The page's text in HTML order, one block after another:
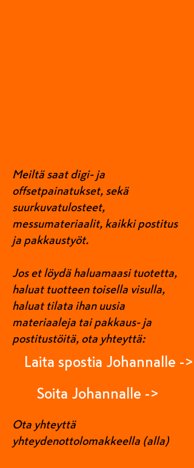
Meiltä saat digi- ja
offsetpainatukset, sekä
suurkuvatulosteet,
messumateriaalit, kaikki postitus
ja pakkaustyöt.
Jos et löydä haluamaasi tuotetta,
haluat tuotteen toisella visulla,
haluat tilata ihan uusia
materiaaleja tai pakkaus- ja
postitustöitä, ota yhteyttä:
Laita spostia Johannalle ->
Soita Johannalle ->
Ota yhteyttä
yhteydenottolomakkeella (alla)